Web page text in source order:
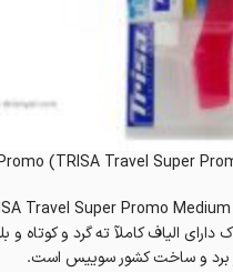
الیاف کاملآ ته گرد و کوتاه
برد و ساخت کشور سوییس است.